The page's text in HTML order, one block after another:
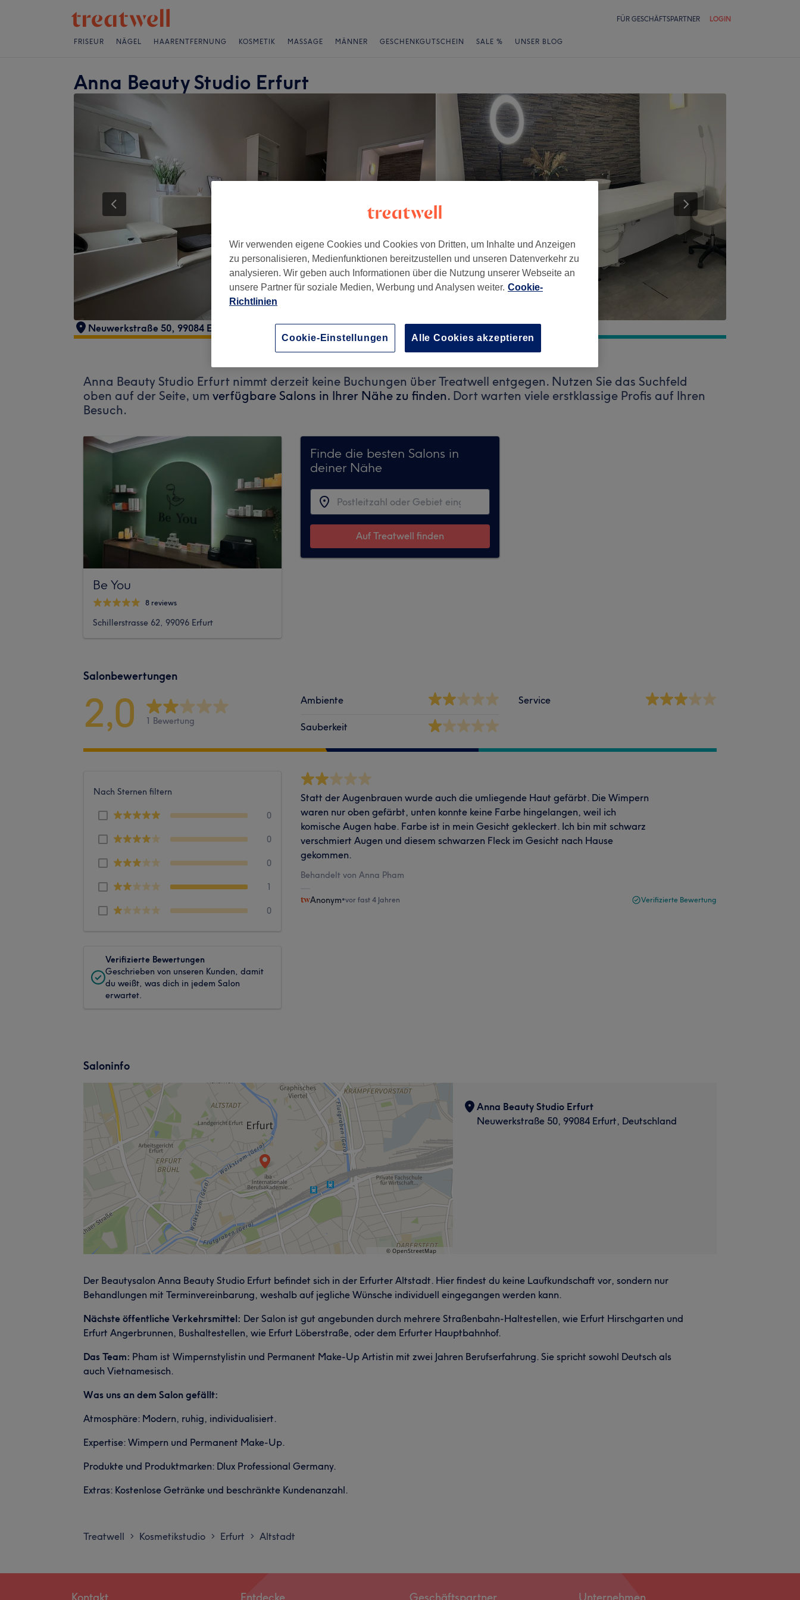
FÜR GESCHÄFTSPARTNER LOGIN
FRISEUR NÄGEL HAARENTFERNUNG KOSMETIK MASSAGE MÄNNER GESCHENKGUTSCHEIN SALE % UNSER BLOG
Anna Beauty Studio Erfurt
Neuwerkstraße 50, 99084 Erfurt, Deutschland
Anna Beauty Studio Erfurt nimmt derzeit keine Buchungen über Treatwell entgegen. Nutzen Sie das Suchfeld
oben auf der Seite, um verfügbare Salons in Ihrer Nähe zu finden. Dort warten viele erstklassige Profis auf Ihren
Besuch.
Be You
8 reviews
Schillerstrasse 62, 99096 Erfurt
Finde die besten Salons in
deiner Nähe
Auf Treatwell finden
Salonbewertungen
2,0 1 Bewertung
Ambiente
Sauberkeit
Service
Nach Sternen filtern
0
0
0
1
0
Verifizierte Bewertungen
Geschrieben von unseren Kunden, damit
du weißt, was dich in jedem Salon
erwartet.
Statt der Augenbrauen wurde auch die umliegende Haut gefärbt. Die Wimpern
waren nur oben gefärbt, unten konnte keine Farbe hingelangen, weil ich
komische Augen habe. Farbe ist in mein Gesicht gekleckert. Ich bin mit schwarz
verschmiert Augen und diesem schwarzen Fleck im Gesicht nach Hause
gekommen.
Behandelt von Anna Pham
Anonym•vor fast 4 Jahren Verifizierte Bewertung
Saloninfo
Anna Beauty Studio Erfurt
Neuwerkstraße 50, 99084 Erfurt, Deutschland
Der Beautysalon Anna Beauty Studio Erfurt befindet sich in der Erfurter Altstadt. Hier findest du keine Laufkundschaft vor, sondern nur
Behandlungen mit Terminvereinbarung, weshalb auf jegliche Wünsche individuell eingegangen werden kann.
Nächste öffentliche Verkehrsmittel: Der Salon ist gut angebunden durch mehrere Straßenbahn-Haltestellen, wie Erfurt Hirschgarten und
Erfurt Angerbrunnen, Bushaltestellen, wie Erfurt Löberstraße, oder dem Erfurter Hauptbahnhof.
Das Team: Pham ist Wimpernstylistin und Permanent Make-Up Artistin mit zwei Jahren Berufserfahrung. Sie spricht sowohl Deutsch als
auch Vietnamesisch.
Was uns an dem Salon gefällt:
Atmosphäre: Modern, ruhig, individualisiert.
Expertise: Wimpern und Permanent Make-Up.
Produkte und Produktmarken: Dlux Professional Germany.
Extras: Kostenlose Getränke und beschränkte Kundenanzahl.
Treatwell > Kosmetikstudio > Erfurt > Altstadt
Wir verwenden eigene Cookies und Cookies von Dritten, um Inhalte und Anzeigen
zu personalisieren, Medienfunktionen bereitzustellen und unseren Datenverkehr zu
analysieren. Wir geben auch Informationen über die Nutzung unserer Webseite an
unsere Partner für soziale Medien, Werbung und Analysen weiter. Cookie-
Richtlinien
Cookie-Einstellungen Alle Cookies akzeptieren